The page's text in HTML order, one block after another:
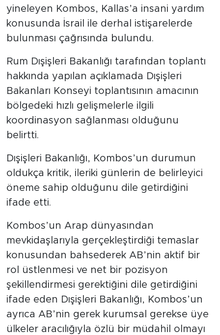
yineleyen Kombos, Kallas’a insani yardım
konusunda İsrail ile derhal istişarelerde
bulunması çağrısında bulundu.
Rum Dışişleri Bakanlığı tarafından toplantı
hakkında yapılan açıklamada Dışişleri
Bakanları Konseyi toplantısının amacının
bölgedeki hızlı gelişmelerle ilgili
koordinasyon sağlanması olduğunu
belirtti.
Dışişleri Bakanlığı, Kombos’un durumun
oldukça kritik, ileriki günlerin de belirleyici
öneme sahip olduğunu dile getirdiğini
ifade etti.
Kombos’un Arap dünyasından
mevkidaşlarıyla gerçekleştirdiği temaslar
konusundan bahsederek AB’nin aktif bir
rol üstlenmesi ve net bir pozisyon
şekillendirmesi gerektiğini dile getirdiğini
ifade eden Dışişleri Bakanlığı, Kombos’un
ayrıca AB’nin gerek kurumsal gerekse üye
ülkeler aracılığıyla özlü bir müdahil olmayı